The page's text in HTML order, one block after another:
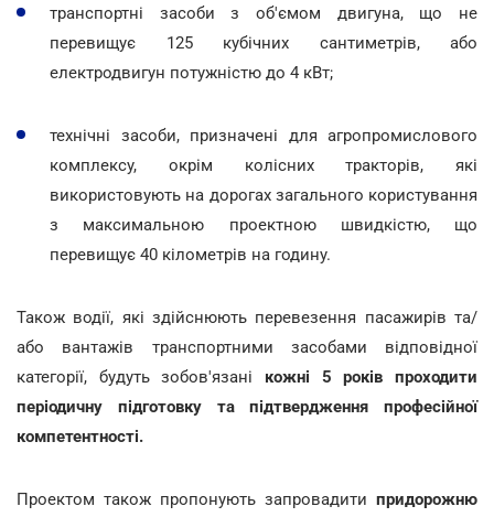
транспортні засоби з об'ємом двигуна, що не
перевищує 125 кубічних сантиметрів, або
електродвигун потужністю до 4 кВт;
технічні засоби, призначені для агропромислового
комплексу, окрім колісних тракторів, які
використовують на дорогах загального користування
з максимальною проектною швидкістю, що
перевищує 40 кілометрів на годину.
Також водії, які здійснюють перевезення пасажирів та/
або вантажів транспортними засобами відповідної
категорії, будуть зобов'язані кожні 5 років проходити
періодичну підготовку та підтвердження професійної
компетентності.
Проектом також пропонують запровадити придорожню